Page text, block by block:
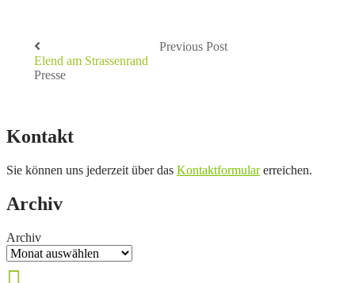
Previous Post
Elend am Strassenrand
Presse
Kontakt
Sie können uns jederzeit über das Kontaktformularerreichen.
Archiv
Archiv